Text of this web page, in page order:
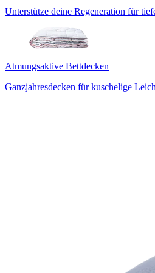
Unterstütze deine Regeneration für
Atmungsaktive Bettdecken
Ganzjahresdecken für kuschelige